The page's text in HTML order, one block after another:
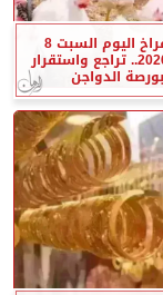
أسعار الفراخ اليوم السبت 8
أغسطس 2026.. تراجع واستقرار
الدواجن